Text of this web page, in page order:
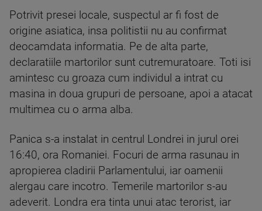
Potrivit presei locale, suspectul ar fi fost de
origine asiatica, insa politistii nu au confirmat
deocamdata informatia. Pe de alta parte,
declaratiile martorilor sunt cutremuratoare. Toti isi
amintesc cu groaza cum individul a intrat cu
masina in doua grupuri de persoane, apoi a atacat
multimea cu o arma alba.
Panica s-a instalat in centrul Londrei in jurul orei
16:40, ora Romaniei. Focuri de arma rasunau in
apropierea cladirii Parlamentului, iar oamenii
alergau care incotro. Temerile martorilor s-au
adeverit. Londra era tinta unui atac terorist, iar